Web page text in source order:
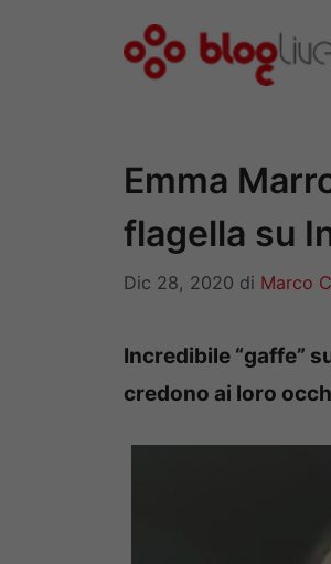
Emma
flagella su
Dic 28, 2020 di Marco
Incredibile “gaffe”
credono ai loro